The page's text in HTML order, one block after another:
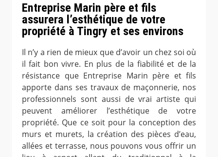
Entreprise Marin père et fils
assurera l’esthétique de votre
propriété à Tingry et ses environs
Il n’y a rien de mieux que d’avoir un chez soi où
il fait bon vivre. En plus de la fiabilité et de la
résistance que Entreprise Marin père et fils
apporte dans ses travaux de maçonnerie, nos
professionnels sont aussi de vrai artiste qui
peuvent améliorer l’esthétique de votre
propriété. Que ce soit pour la conception des
murs et murets, la création des pièces d’eau,
allées et terrasse, nous pouvons vous offrir un